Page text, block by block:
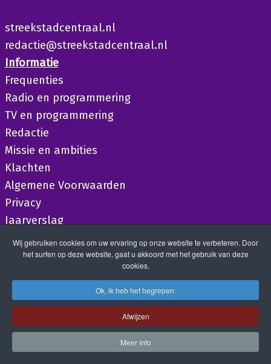
streekstadcentraal.nl
redactie@streekstadcentraal.nl
Informatie
Frequenties
Radio en programmering
TV en programmering
Redactie
Missie en ambities
Klachten
Algemene Voorwaarden
Privacy
Jaarverslag
Wij gebruiken cookies om uw ervaring op onze website te verbeteren. Door
het surfen op deze website, gaat u akkoord met het gebruik van deze
cookies.
Ok, ik heb het begrepen.
Afwijzen
Meer info